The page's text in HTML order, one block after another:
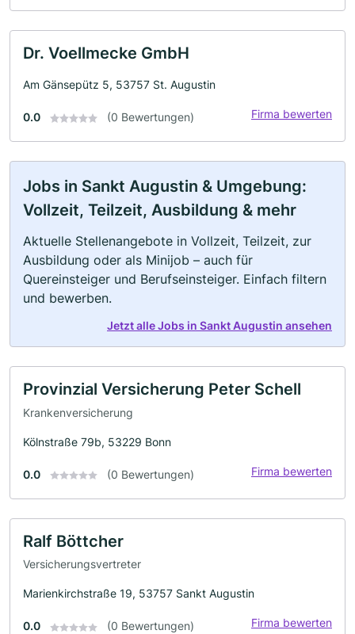
Dr. Voellmecke GmbH
Am Gänsepütz 5, 53757 St. Augustin
0.0 (0 Bewertungen) Firma bewerten
Jobs in Sankt Augustin & Umgebung:
Vollzeit, Teilzeit, Ausbildung & mehr
Aktuelle Stellenangebote in Vollzeit, Teilzeit, zur
Ausbildung oder als Minijob – auch für
Quereinsteiger und Berufseinsteiger. Einfach filtern
und bewerben.
Jetzt alle Jobs in Sankt Augustin ansehen
Provinzial Versicherung Peter Schell
Krankenversicherung
Kölnstraße 79b, 53229 Bonn
0.0 (0 Bewertungen) Firma bewerten
Ralf Böttcher
Versicherungsvertreter
Marienkirchstraße 19, 53757 Sankt Augustin
0.0 (0 Bewertungen) Firma bewerten